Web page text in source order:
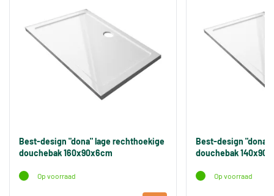
Best-design "dona" lage rechthoekige
douchebak 160x90x6cm
Op voorraad
Best-design "dona"
douchebak
Op voorraad